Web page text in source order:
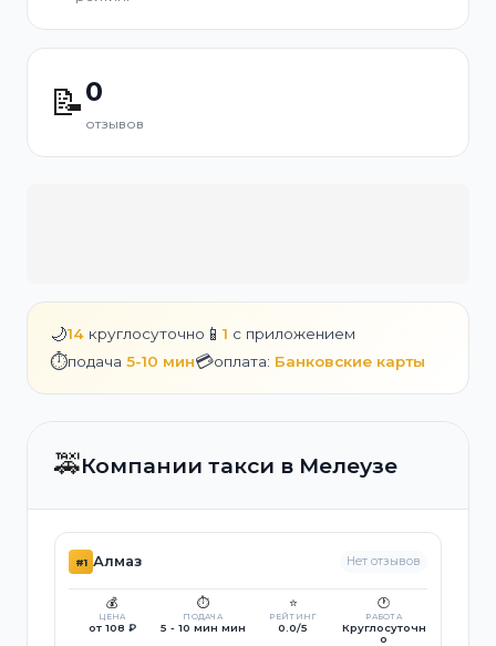
📝0
отзывов
🌙14 круглосуточно 📱 1 с приложением
⏱️подача 5-10 мин💳оплата: Банковские карты
🚕Компании такси в Мелеузе
#1 Алмаз Нет отзывов
💰
ЦЕНА
от 108 ₽
⏱️
ПОДАЧА
5 - 10 мин мин
⭐
РЕЙТИНГ
0.0/5
🕐
РАБОТА
Круглосуточн
о